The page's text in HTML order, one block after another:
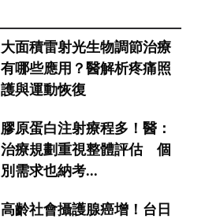
大面積雷射光生物調節治療
有哪些應用？醫解析疼痛照
護與運動恢復
膠原蛋白注射療程多！醫：
治療規劃重視整體評估 個
別需求也納考...
高齡社會攝護腺癌增！台日